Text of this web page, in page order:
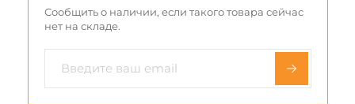
Сообщить о наличии, если такого товара сейчас
нет на складе.